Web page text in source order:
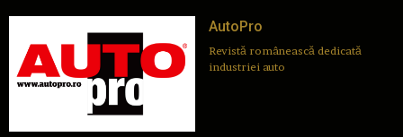
AutoPro
Revistă românească dedicată
industriei auto